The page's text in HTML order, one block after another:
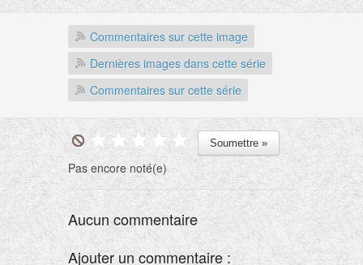
Commentaires sur cette image
Dernières images dans cette série
Commentaires sur cette série
Pas encore noté(e)
Aucun commentaire
Ajouter un commentaire :